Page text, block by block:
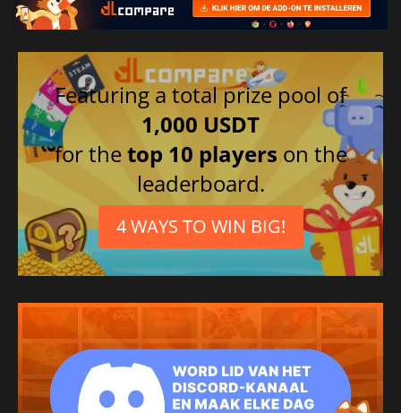
Featuring a total prize pool of
1,000 USDT
for thetop 10 players on the
leaderboard.
4 WAYS TO WIN BIG!